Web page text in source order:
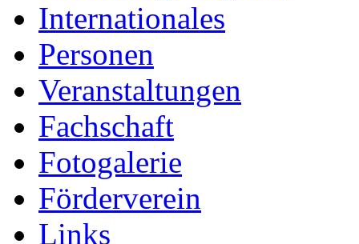
Internationales
Personen
Veranstaltungen
Fachschaft
Fotogalerie
Förderverein
Links